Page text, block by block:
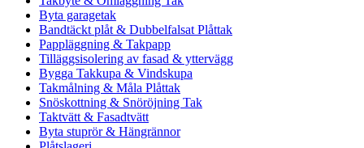
Byta garagetak
Bandtäckt plåt & Dubbelfalsat Plåttak
Pappläggning & Takpapp
Tilläggsisolering av fasad & yttervägg
Bygga Takkupa & Vindskupa
Takmålning & Måla Plåttak
Snöskottning & Snöröjning Tak
Taktvätt & Fasadtvätt
Byta stuprör & Hängrännor